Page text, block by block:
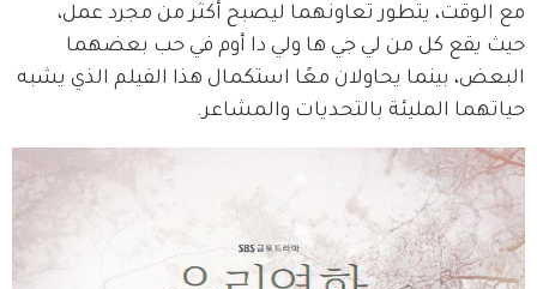
مع الوقت، يتطور تعاونهما ليصبح أكثر من مجرد عمل،
حيث يقع كل من لي جي ها ولي دا أوم في حب بعضهما
البعض، بينما يحاولان معًا استكمال هذا الفيلم الذي يشبه
حياتهما المليئة بالتحديات والمشاعر.